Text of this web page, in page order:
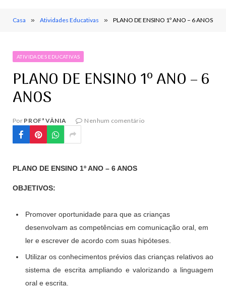
Casa » Atividades Educativas » PLANO DE ENSINO 1º ANO – 6 ANOS
ATIVIDADES EDUCATIVAS
PLANO DE ENSINO 1º ANO – 6
ANOS
Por PROFª VÂNIA Nenhum comentário
PLANO DE ENSINO 1º ANO – 6 ANOS
OBJETIVOS:
Promover oportunidade para que as crianças
desenvolvam as competências em comunicação oral, em
ler e escrever de acordo com suas hipóteses.
Utilizar os conhecimentos prévios das crianças relativos ao
sistema de escrita ampliando e valorizando a linguagem
oral e escrita.